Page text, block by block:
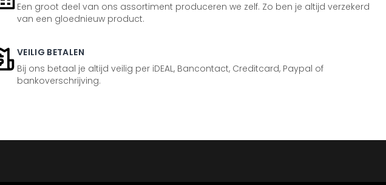
Een groot deel van ons assortiment produceren we zelf. Zo ben je altijd verzekerd
van een gloednieuw product.
VEILIG BETALEN
Bij ons betaal je altijd veilig per iDEAL, Bancontact, Creditcard, Paypal of
bankoverschrijving.